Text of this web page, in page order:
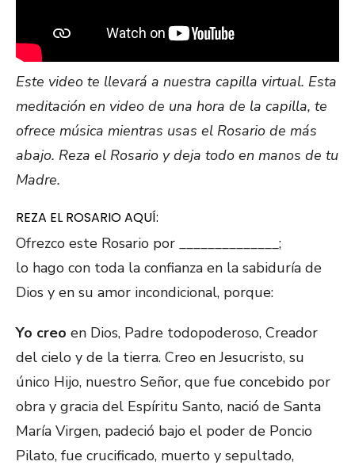
Este video te llevará a nuestra capilla virtual. Esta
meditación en video de una hora de la capilla, te
ofrece música mientras usas el Rosario de más
abajo. Reza el Rosario y deja todo en manos de tu
Madre.
REZA EL ROSARIO AQUÍ:
Ofrezco este Rosario por ______________;
lo hago con toda la confianza en la sabiduría de
Dios y en su amor incondicional, porque:
Yo creo en Dios, Padre todopoderoso, Creador
del cielo y de la tierra. Creo en Jesucristo, su
único Hijo, nuestro Señor, que fue concebido por
obra y gracia del Espíritu Santo, nació de Santa
María Virgen, padeció bajo el poder de Poncio
Pilato, fue crucificado, muerto y sepultado,